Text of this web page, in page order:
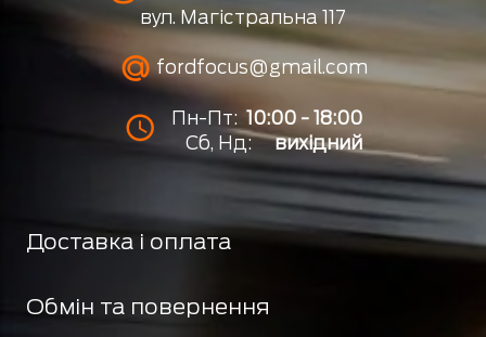
вул. Магістральна 117
fordfocus@gmail.com
Пн-Пт: 10:00 - 18:00
Сб, Нд:
вихідний
Доставка і оплата
Обмін та повернення